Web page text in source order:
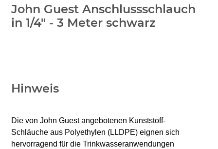
John Guest Anschlussschlauch
in 1/4" - 3 Meter schwarz
Hinweis
Die von John Guest angebotenen Kunststoff-
Schläuche aus Polyethylen (LLDPE) eignen sich
hervorragend für die Trinkwasseranwendungen